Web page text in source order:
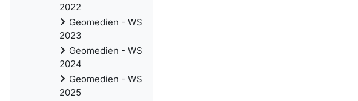
2022
Geomedien - WS
2023
Geomedien - WS
2024
Geomedien - WS
2025